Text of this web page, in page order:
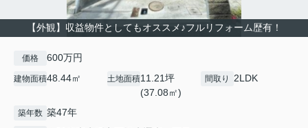
【外観】収益物件としてもオススメ♪フルリフォーム歴有！
価格 600万円
建物面積48.44㎡ 土地面積11.21坪
(37.08㎡)
間取り 2LDK
築年数 築47年